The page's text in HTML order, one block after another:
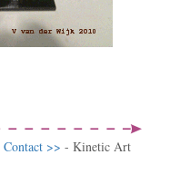
Contact >> - Kinetic Art